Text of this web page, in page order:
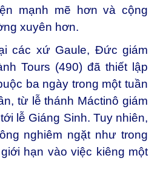
mạnh mẽ hơn và cộng
xuyên hơn.
các xứ Gaule, Đức giám
Tours (490) đã thiết lập
ba ngày trong một tuần
từ lễ thánh Máctinô giám
lễ Giáng Sinh. Tuy nhiên,
nghiêm ngặt như trong
hạn vào việc kiêng một